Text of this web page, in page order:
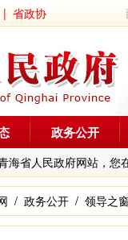
| 省政协
海省人民政府网站，您
政务公开
/ 政务公开 / 领导之